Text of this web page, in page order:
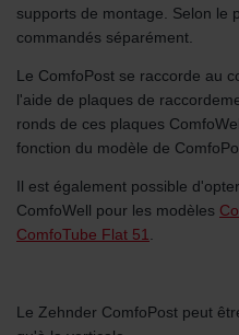
supports de montage. Selon le
commandés séparément.
Le ComfoPost se raccorde au
l'aide de plaques de
ronds de ces plaques
fonction du modèle de
Il est également possible
ComfoWell pour les modèles
ComfoTube Flat 51.
Le Zehnder ComfoPost peut